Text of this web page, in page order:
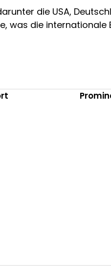
die USA,
was die internationale